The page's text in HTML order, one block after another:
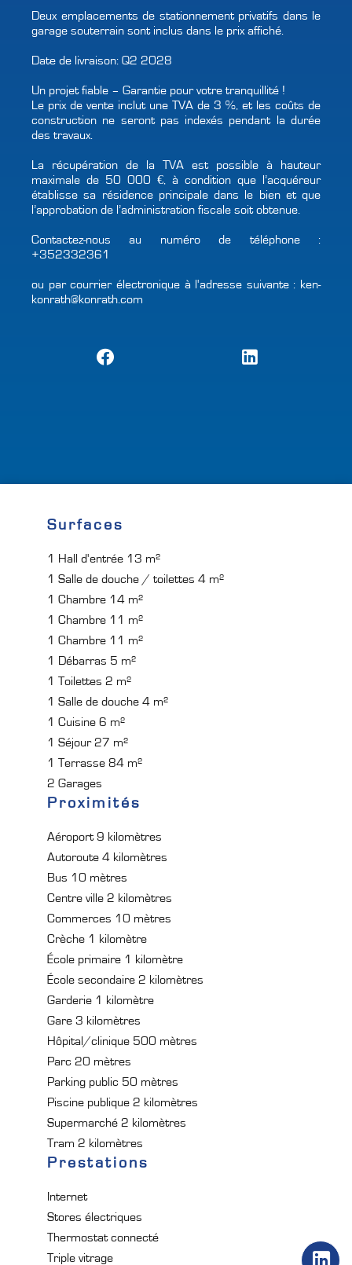
Deux emplacements de stationnement privatifs dans le
garage souterrain sont inclus dans le prix affiché.
Date de livraison: Q2 2028
Un projet fiable – Garantie pour votre tranquillité !
Le prix de vente inclut une TVA de 3 %, et les coûts de
construction ne seront pas indexés pendant la durée
des travaux.
La récupération de la TVA est possible à hauteur
maximale de 50 000 €, à condition que l’acquéreur
établisse sa résidence principale dans le bien et que
l’approbation de l’administration fiscale soit obtenue.
Contactez-nous au numéro de téléphone :
+352332361
ou par courrier électronique à l'adresse suivante : ken-
konrath@konrath.com
Surfaces
1 Hall d'entrée 13 m²
1 Salle de douche / toilettes 4 m²
1 Chambre 14 m²
1 Chambre 11 m²
1 Chambre 11 m²
1 Débarras 5 m²
1 Toilettes 2 m²
1 Salle de douche 4 m²
1 Cuisine 6 m²
1 Séjour27 m²
1 Terrasse 84 m²
2 Garages
Proximités
Aéroport9 kilomètres
Autoroute 4 kilomètres
Bus 10 mètres
Centre ville 2 kilomètres
Commerces 10 mètres
Crèche 1 kilomètre
École primaire 1 kilomètre
École secondaire 2 kilomètres
Garderie 1 kilomètre
Gare 3 kilomètres
Hôpital/clinique 500 mètres
Parc 20 mètres
Parking public 50 mètres
Piscine publique 2 kilomètres
Supermarché 2 kilomètres
Tram 2 kilomètres
Prestations
Internet
Stores électriques
Thermostat connecté
Triple vitrage